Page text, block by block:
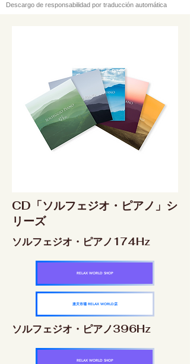
Descargo de responsabilidad por traducción automática
CD「ソルフェジオ・ピアノ」シ
リーズ
ソルフェジオ・ピアノ174Hz
RELAX WORLD SHOP
楽天市場 RELAX WORLD店
ソルフェジオ・ピアノ396Hz
RELAX WORLD SHOP